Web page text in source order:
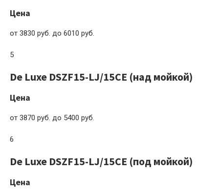
Цена
от 3830 руб. до 6010 руб.
5
De Luxe DSZF15-LJ/15CE (над мойкой)
Цена
от 3870 руб. до 5400 руб.
6
De Luxe DSZF15-LJ/15CE (под мойкой)
Цена